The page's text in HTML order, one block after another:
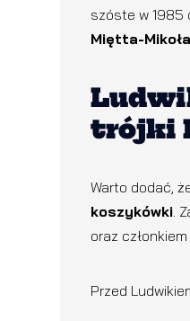
szóste w 1985
Miętta-
trójki
Warto dodać,
koszykówki.
oraz
Przed